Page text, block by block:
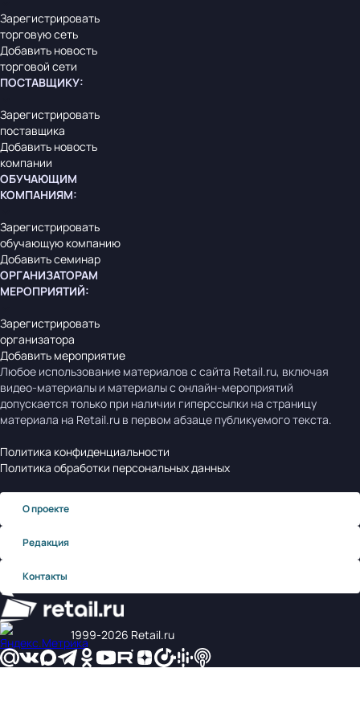
Зарегистрировать
торговую сеть
Добавить новость
торговой сети
ПОСТАВЩИКУ:
Зарегистрировать
поставщика
Добавить новость
компании
ОБУЧАЮЩИМ
КОМПАНИЯМ:
Зарегистрировать
обучающую компанию
Добавить семинар
ОРГАНИЗАТОРАМ
МЕРОПРИЯТИЙ:
Зарегистрировать
организатора
Добавить мероприятие
Любое использование материалов с сайта Retail.ru, включая
видео-материалы и материалы с онлайн-мероприятий
допускается только при наличии гиперссылки на страницу
материала на Retail.ru в первом абзаце публикуемого текста.
Политика конфиденциальности
Политика обработки персональных данных
О проекте
Редакция
Контакты
1999‑2026 Retail.ru